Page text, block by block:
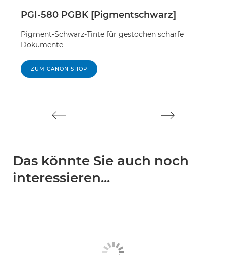
PGI-580 PGBK [Pigmentschwarz]
Pigment-Schwarz-Tinte für gestochen scharfe
Dokumente
ZUM CANON SHOP
Das könnte Sie auch noch
interessieren...